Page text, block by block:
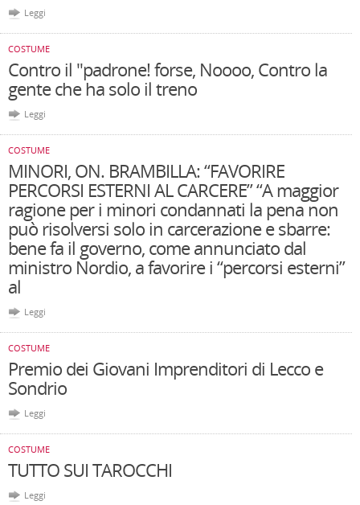
Leggi
COSTUME
Contro il "padrone! forse, Noooo, Contro la
gente che ha solo il treno
Leggi
COSTUME
MINORI, ON. BRAMBILLA: “FAVORIRE
PERCORSI ESTERNI AL CARCERE” “A maggior
ragione per i minori condannati la pena non
può risolversi solo in carcerazione e sbarre:
bene fa il governo, come annunciato dal
ministro Nordio, a favorire i “percorsi esterni”
al
Leggi
COSTUME
Premio dei Giovani Imprenditori di Lecco e
Sondrio
Leggi
COSTUME
TUTTO SUI TAROCCHI
Leggi